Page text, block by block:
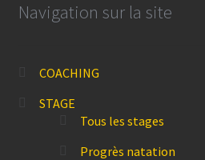
Navigation sur la site
COACHING
STAGE
Tous les stages
Progrès natation